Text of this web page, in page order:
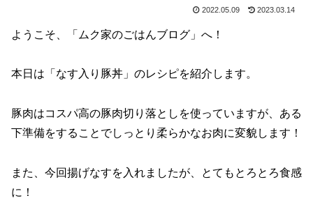
2022.05.09 2023.03.14
ようこそ、「ムク家のごはんブログ」へ！
本日は「なす入り豚丼」のレシピを紹介します。
豚肉はコスパ高の豚肉切り落としを使っていますが、ある
下準備をすることでしっとり柔らかなお肉に変貌します！
また、今回揚げなすを入れましたが、とてもとろとろ食感
に！